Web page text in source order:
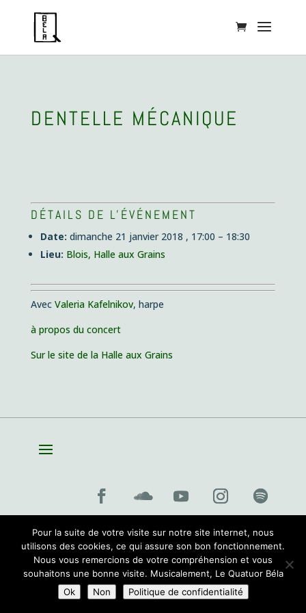
DENTELLE MÉCANIQUE
DÉTAILS DE L'ÉVÉNEMENT
Date: dimanche 21 janvier 2018 , 17:00 – 18:30
Lieu: Blois, Halle aux Grains
Avec Valeria Kafelnikov, harpe
à propos du concert
Sur le site de la Halle aux Grains
Site parSioo studio
Pour la suite de votre visite sur notre site internet, nous
utilisons des cookies, ce qui assure son bon fonctionnement.
Nous vous remercions de votre compréhension et vous
souhaitons une bonne visite. Musicalement, Le Quatuor Béla
Ok
Non Politique de confidentialité